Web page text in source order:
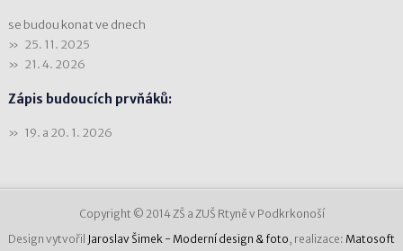
se budou konat ve dnech
25. 11. 2025
21. 4. 2026
Zápis budoucích prvňáků:
19. a 20. 1. 2026
Copyright © 2014 ZŠ a ZUŠ Rtyně v Podkrkonoší
Design vytvořil Jaroslav Šimek - Moderní design & foto, realizace: Matosoft